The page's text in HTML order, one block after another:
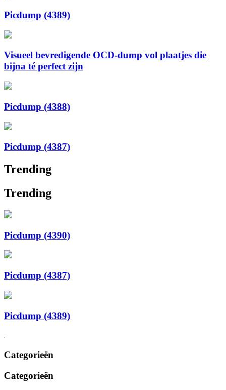
Picdump (4389)
Visueel bevredigende OCD-dump vol plaatjes die
bijna té perfect zijn
Picdump (4388)
Picdump (4387)
Trending
Trending
Picdump (4390)
Picdump (4387)
Picdump (4389)
Categorieën
Categorieën